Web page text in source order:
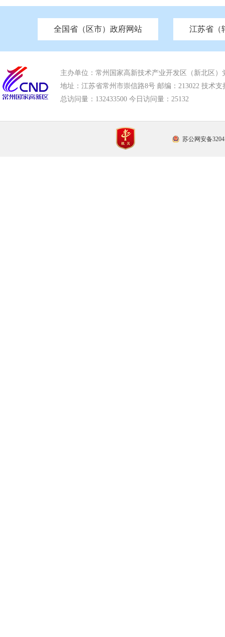
全国省（区市）政府网站
北京 天津 重庆 河南 河北 山西
江苏省（
中国江苏 南京市政府 苏州市政府 无锡
市发改委 市工信局 市教育局 市科技局 市
市应急管理局 市审计局 市外事办 市生态
主办单位：常州国家高新技术产业开发区（新北区）
地址：江苏省常州市崇信路8号 邮编：213022 技术支
总访问量： 132433500 今日访问量： 25132
苏公网安备